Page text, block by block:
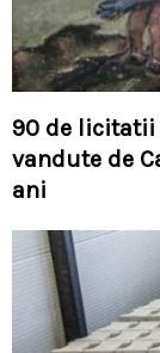
90 de
vandute de
ani